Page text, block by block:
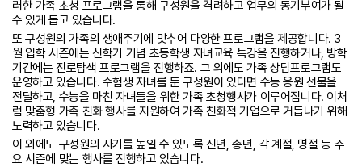
러한 가족 초청 프로그램을 통해 구성원을 격려하고 업무의 동기부여가 될
수 있게 돕고 있습니다.
또 구성원의 가족의 생애주기에 맞추어 다양한 프로그램을 제공합니다. 3
월 입학 시즌에는 신학기 기념 초등학생 자녀교육 특강을 진행하거나, 방학
기간에는 진로탐색 프로그램을 진행하죠. 그 외에도 가족 상담프로그램도
운영하고 있습니다. 수험생 자녀를 둔 구성원이 있다면 수능 응원 선물을
전달하고, 수능을 마친 자녀들을 위한 가족 초청행사가 이루어집니다. 이처
럼 맞춤형 가족 친화 행사를 지원하여 가족 친화적 기업으로 거듭나기 위해
노력하고 있습니다.
이 외에도 구성원의 사기를 높일 수 있도록 신년, 송년, 각 계절, 명절 등 주
요 시즌에 맞는 행사를 진행하고 있습니다.